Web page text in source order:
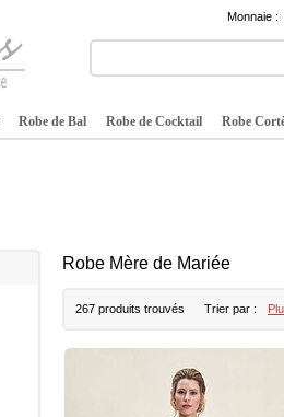
Monnaie :
Robe de Bal Robe de Cocktail Robe
Robe Mère de Mariée
267 produits trouvés Trier par :